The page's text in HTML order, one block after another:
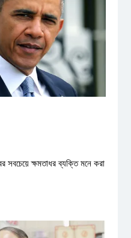
সবচেয়ে ক্ষমতাধর ব্যক্তি মনে করা